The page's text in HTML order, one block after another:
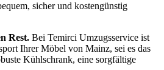
sicher und kostengünstig
Rest. Bei Temirci Umzugsservice ist
Ihrer Möbel von Mainz, sei es das
Kühlschrank, eine sorgfältige